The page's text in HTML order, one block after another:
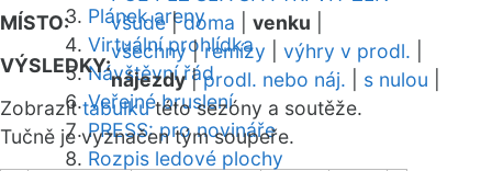
Plánek areny
Virtuální prohlídka
Návštěvní řád
Veřejné bruslení
PRESS: pro novináře
Rozpis ledové plochy
MÍSTO:
všude|doma venku
VÝSLEDKY:
všechny|remízy výhry v prodl.
nájezdy|prodl. nebo náj. s nulou
Zobrazittabulkutéto sezóny a soutěže.
Tučně je vyznačen tým soupeře.